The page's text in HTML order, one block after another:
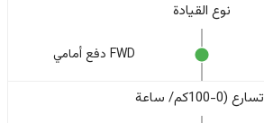
نوع القيادة
FWD دفع أمامي
(0-100كم/ ساعة